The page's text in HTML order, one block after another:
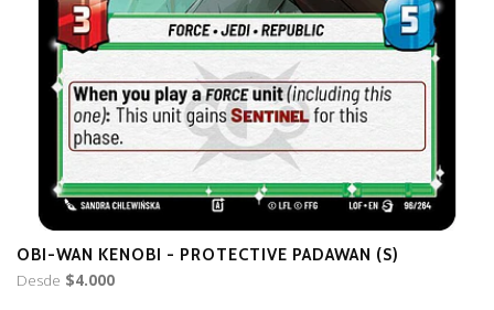
OBI-WAN KENOBI - PROTECTIVE PADAWAN (S)
Desde $4.000